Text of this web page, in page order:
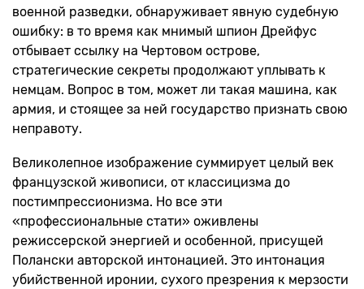
военной разведки, обнаруживает явную судебную
ошибку: в то время как мнимый шпион Дрейфус
отбывает ссылку на Чертовом острове,
стратегические секреты продолжают уплывать к
немцам. Вопрос в том, может ли такая машина, как
армия, и стоящее за ней государство признать свою
неправоту.
Великолепное изображение суммирует целый век
французской живописи, от классицизма до
постимпрессионизма. Но все эти
«профессиональные стати» оживлены
режиссерской энергией и особенной, присущей
Полански авторской интонацией. Это интонация
убийственной иронии, сухого презрения к мерзости